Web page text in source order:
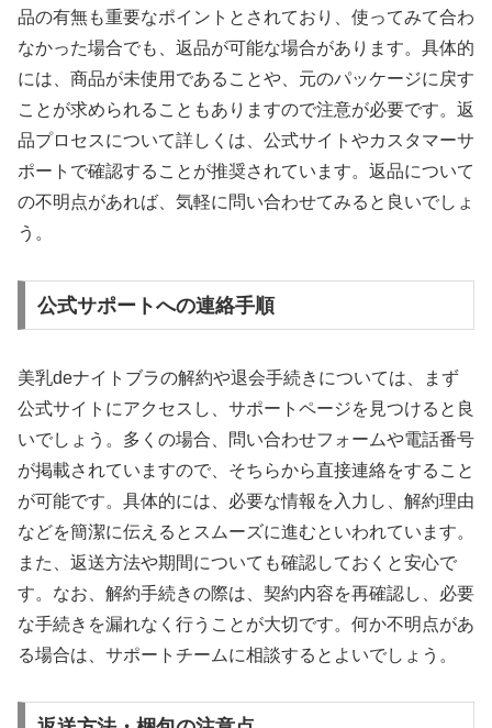
品の有無も重要なポイントとされており、使ってみて合わ
なかった場合でも、返品が可能な場合があります。具体的
には、商品が未使用であることや、元のパッケージに戻す
ことが求められることもありますので注意が必要です。返
品プロセスについて詳しくは、公式サイトやカスタマーサ
ポートで確認することが推奨されています。返品について
の不明点があれば、気軽に問い合わせてみると良いでしょ
う。
公式サポートへの連絡手順
美乳deナイトブラの解約や退会手続きについては、まず
公式サイトにアクセスし、サポートページを見つけると良
いでしょう。多くの場合、問い合わせフォームや電話番号
が掲載されていますので、そちらから直接連絡をすること
が可能です。具体的には、必要な情報を入力し、解約理由
などを簡潔に伝えるとスムーズに進むといわれています。
また、返送方法や期間についても確認しておくと安心で
す。なお、解約手続きの際は、契約内容を再確認し、必要
な手続きを漏れなく行うことが大切です。何か不明点があ
る場合は、サポートチームに相談するとよいでしょう。